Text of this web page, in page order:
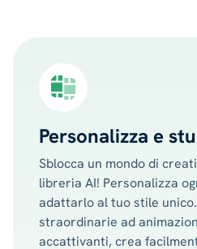
Personalizza e
Sblocca un mondo di
libreria AI! Personalizza
adattarlo al tuo stile
straordinarie ad
accattivanti, crea